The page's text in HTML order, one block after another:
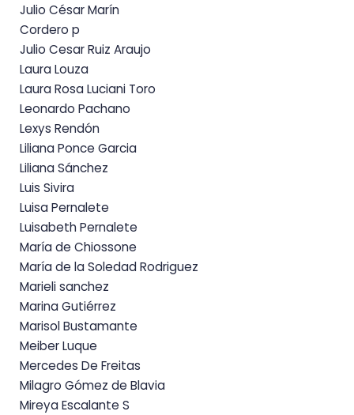
Julio César Marín
Cordero p
Julio Cesar Ruiz Araujo
Laura Louza
Laura Rosa Luciani Toro
Leonardo Pachano
Lexys Rendón
Liliana Ponce Garcia
Liliana Sánchez
Luis Sivira
Luisa Pernalete
Luisabeth Pernalete
María de Chiossone
María de la Soledad Rodriguez
Marieli sanchez
Marina Gutiérrez
Marisol Bustamante
Meiber Luque
Mercedes De Freitas
Milagro Gómez de Blavia
Mireya Escalante S